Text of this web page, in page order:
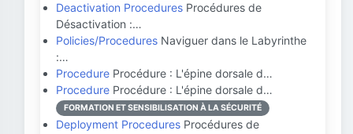
Deactivation Procedures Procédures de
Désactivation :…
Policies/Procedures Naviguer dans le Labyrinthe
:…
Procedure Procédure : L'épine dorsale d…
Procedure Procédure : L'épine dorsale d…
FORMATION ET SENSIBILISATION À LA SÉCURITÉ
Deployment Procedures Procédures de